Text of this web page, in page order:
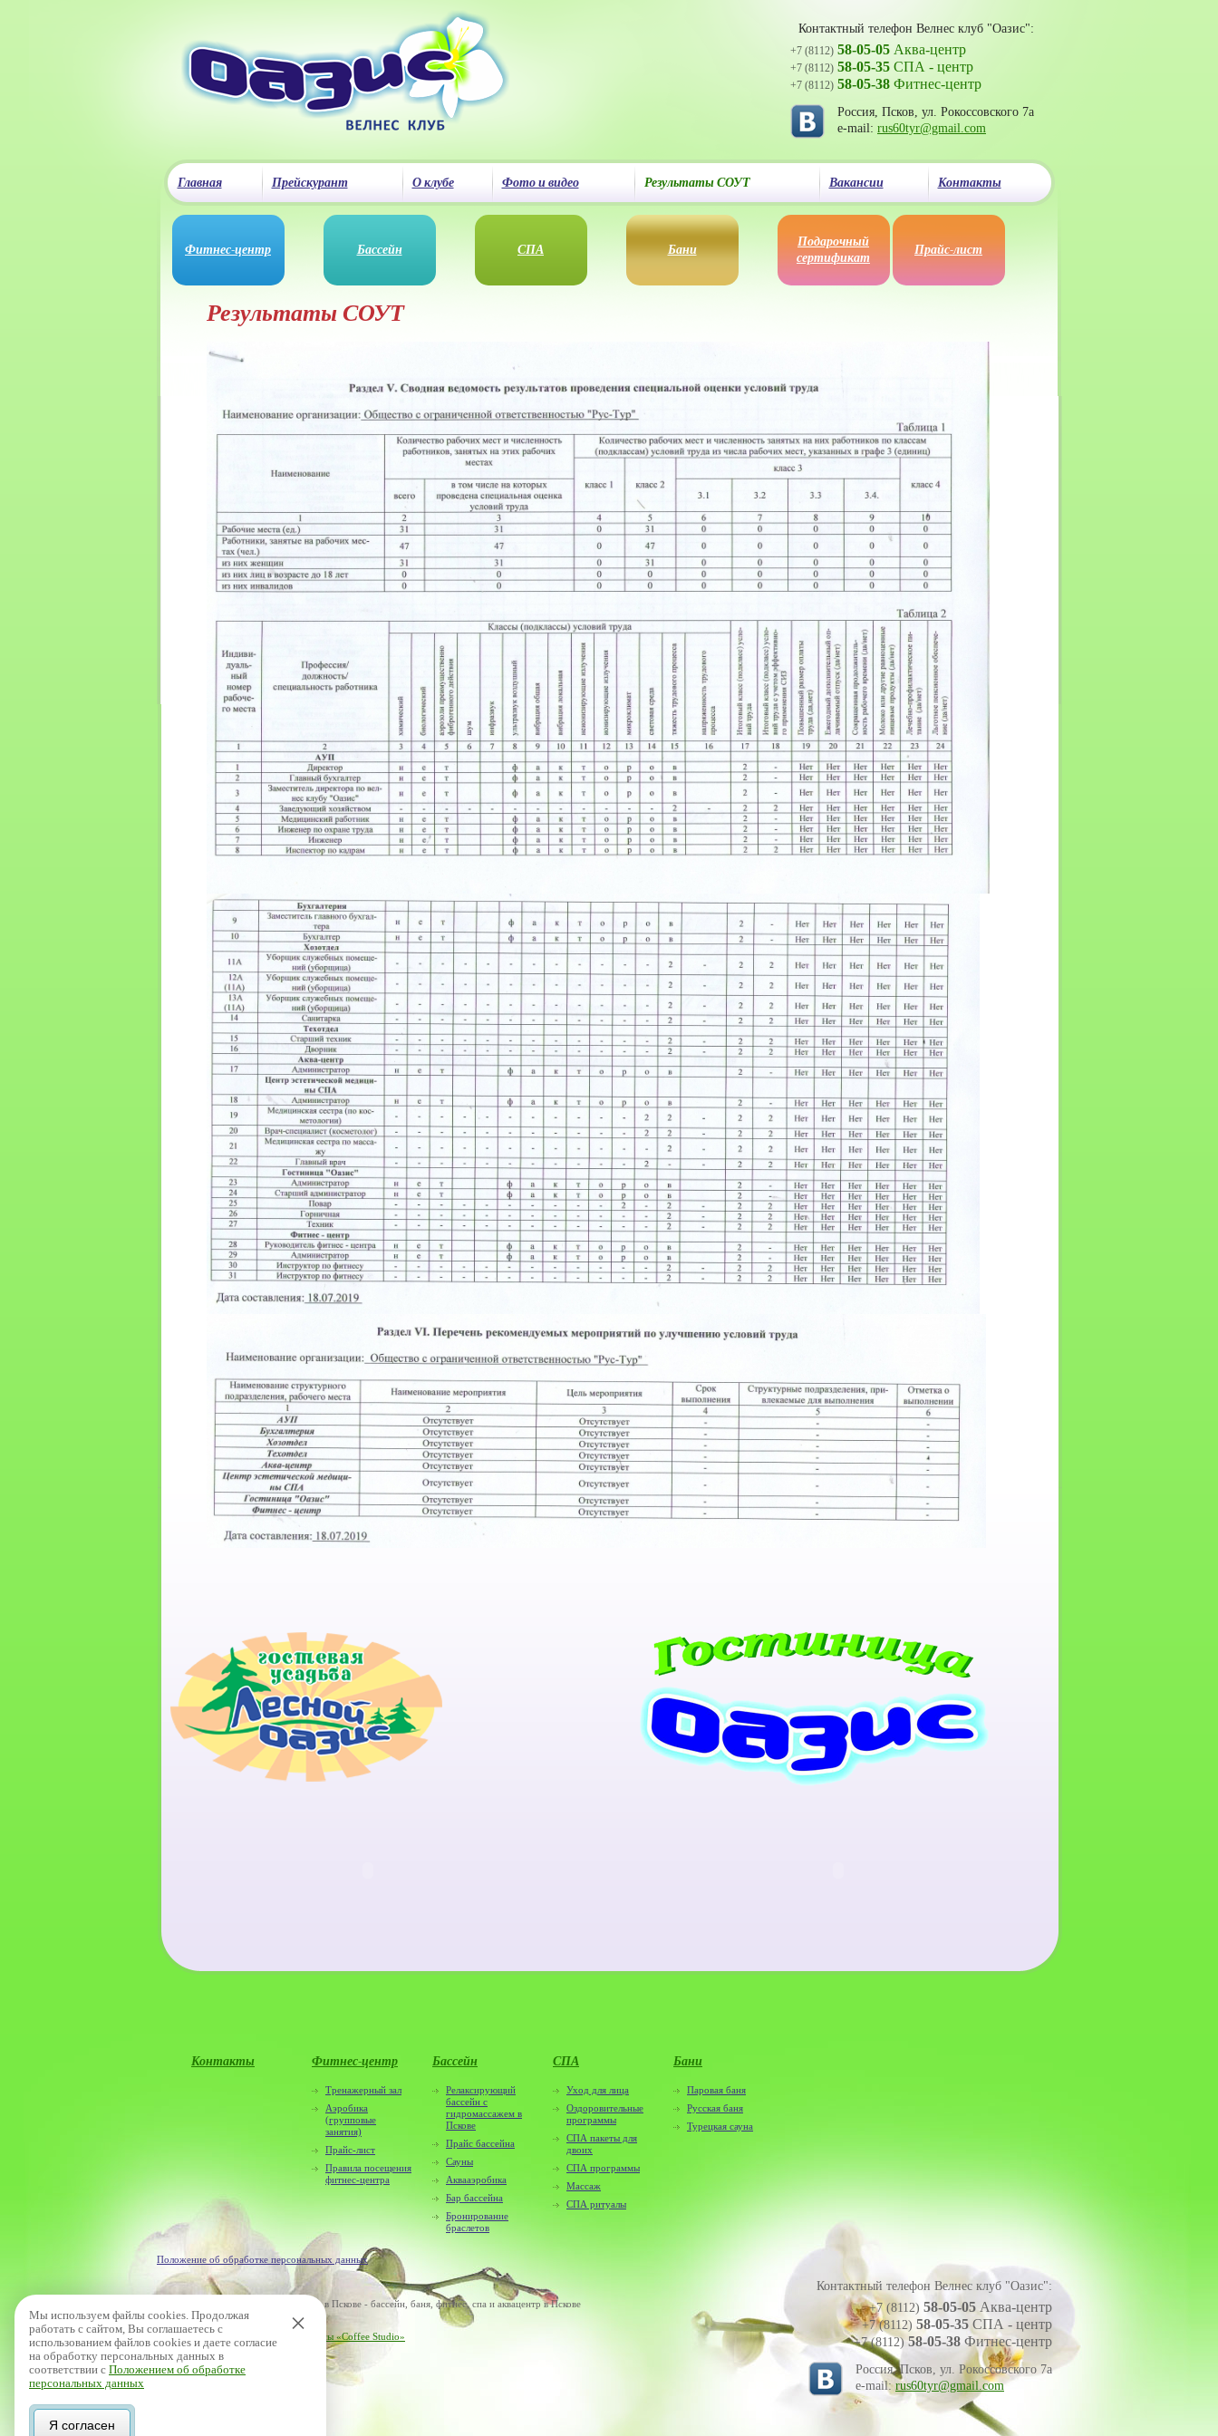
Контактный телефон Велнес клуб "Оазис":
+7 (8112) 58-05-05 Аква-центр
+7 (8112) 58-05-35 СПА - центр
+7 (8112) 58-05-38 Фитнес-центр
Россия, Псков, ул. Рокоссовского 7а
e-mail: rus60tyr@gmail.com
Главная Прейскурант О клубе Фото и видео Результаты СОУТ Вакансии Контакты
Фитнес-центр Бассейн СПА Бани
Подарочный
сертификат
Прайс-лист
Результаты СОУТ
Контакты Фитнес-центр
Тренажерный зал
Аэробика
(групповые
занятия)
Прайс-лист
Правила посещения
фитнес-центра
Бассейн
Релаксирующий
бассейн с
гидромассажем в
Пскове
Прайс бассейна
Сауны
Аквааэробика
Бар бассейна
Бронирование
браслетов
СПА
Уход для лица
Оздоровительные
программы
СПА пакеты для
двоих
СПА программы
Массаж
СПА ритуалы
Бани
Паровая баня
Русская баня
Турецкая сауна
Положение об обработке персональных данных
© 2012–2026 Велнес клуб «Оазис» в Пскове - бассейн, баня, фитнес, спа и аквацентр в Пскове
Сделано в агентстве интернет-рекламы «Coffee Studio»
Информация о сайте
Контактный телефон Велнес клуб "Оазис":
+7 (8112) 58-05-05 Аква-центр
+7 (8112) 58-05-35 СПА - центр
+7 (8112) 58-05-38 Фитнес-центр
Россия, Псков, ул. Рокоссовского 7а
e-mail:rus60tyr@gmail.com
×
Мы используем файлы cookies. Продолжая
работать с сайтом, Вы соглашаетесь с
использованием файлов cookies и даете согласие
на обработку персональных данных в
соответствии с Положением об обработке
персональных данных